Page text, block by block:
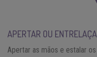
APERTAR OU
Apertar as mãos e estalar